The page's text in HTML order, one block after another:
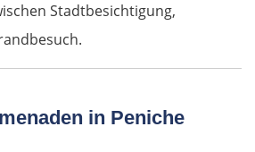
Stadtbesichtigung,
in Peniche